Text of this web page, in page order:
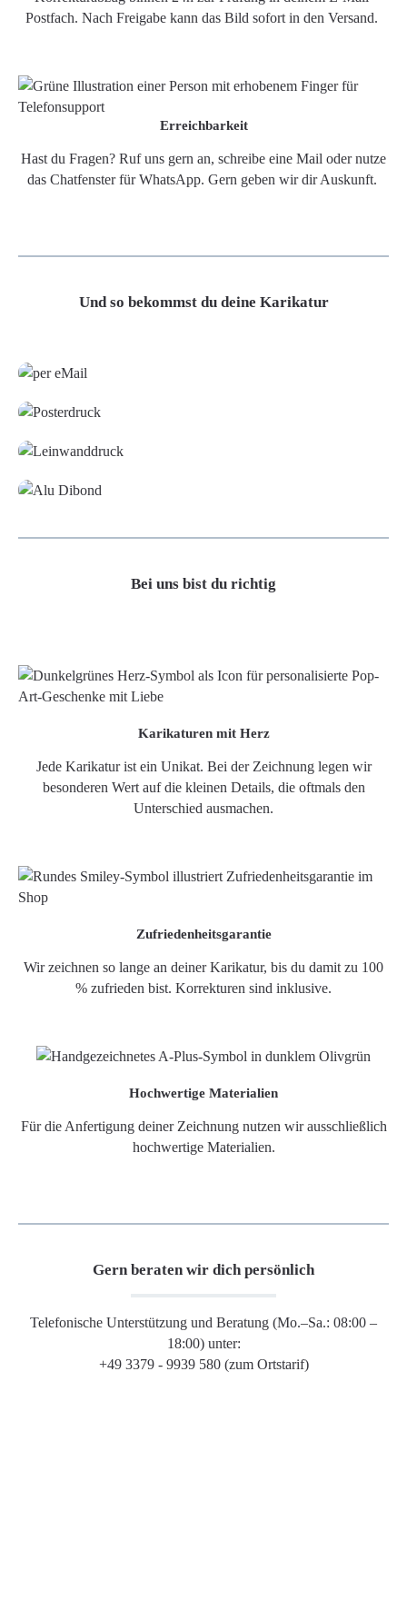
Postfach. Nach Freigabe kann das Bild sofort in den Versand.
Erreichbarkeit
Hast du Fragen? Ruf uns gern an, schreibe eine Mail oder nutze
das Chatfenster für WhatsApp. Gern geben wir dir Auskunft.
Und so bekommst du deine Karikatur
Bei uns bist du richtig
Karikaturen mit Herz
Jede Karikatur ist ein Unikat. Bei der Zeichnung legen wir
besonderen Wert auf die kleinen Details, die oftmals den
Unterschied ausmachen.
Zufriedenheitsgarantie
Wir zeichnen so lange an deiner Karikatur, bis du damit zu 100
% zufrieden bist. Korrekturen sind inklusive.
Hochwertige Materialien
Für die Anfertigung deiner Zeichnung nutzen wir ausschließlich
hochwertige Materialien.
Gern beraten wir dich persönlich
Telefonische Unterstützung und Beratung (Mo.–Sa.: 08:00 –
18:00) unter:
+49 3379 - 9939 580 (zum Ortstarif)